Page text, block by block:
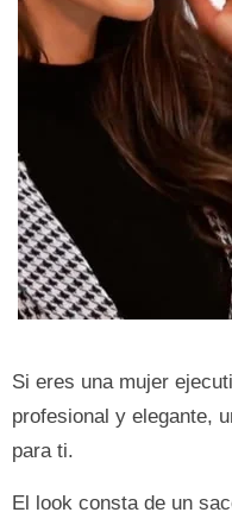
Si eres una mujer
profesional y elegante,
para ti.
El look consta de un